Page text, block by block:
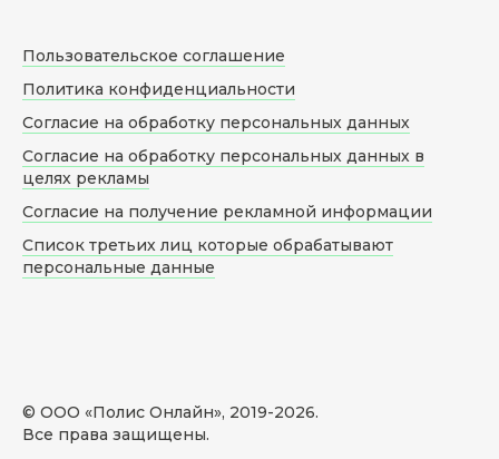
© ООО «Полис Онлайн», 2019-2026.
Все права защищены.
Пользовательское соглашение
Политика конфиденциальности
Согласие на обработку персональных данных
Согласие на обработку персональных данных в
целях рекламы
Согласие на получение рекламной информации
Список третьих лиц которые обрабатывают
персональные данные